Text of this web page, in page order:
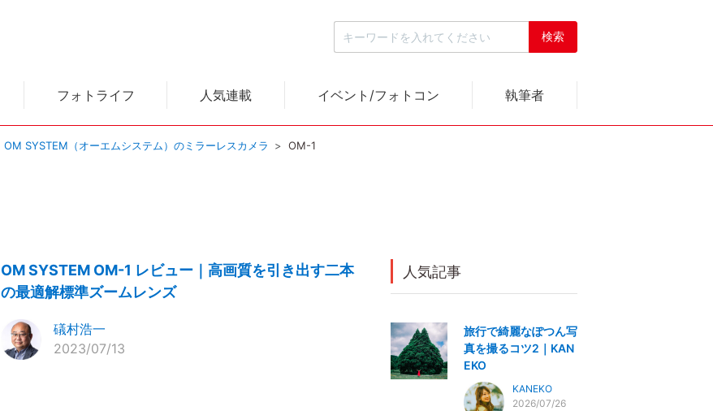
フォトライフ 人気連載 イベント/フォトコン 執筆者
OM SYSTEM（オーエムシステム）のミラーレスカメラ OM-1
OM SYSTEM OM-1 レビュー｜高画質を引き出す二本
の最適解標準ズームレンズ
礒村浩一
2023/07/13
人気記事
旅行で綺麗なぽつん写
真を撮るコツ2｜KAN
EKO
KANEKO
2026/07/26